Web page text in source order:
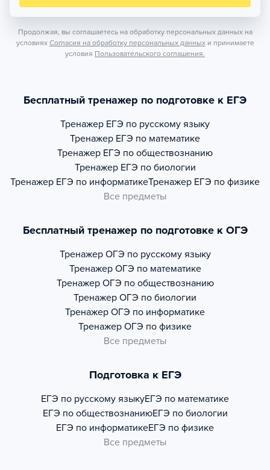
Продолжая, вы соглашаетесь на обработку персональных данных на
условиях Согласия на обработку персональных данных и принимаете
условия Пользовательского соглашения.
Бесплатный тренажер по подготовке к ЕГЭ
Тренажер ЕГЭ по русскому языку
Тренажер ЕГЭ по математике
Тренажер ЕГЭ по обществознанию
Тренажер ЕГЭ по биологии
Тренажер ЕГЭ по информатикеТренажер ЕГЭ по физике
Все предметы
Бесплатный тренажер по подготовке к ОГЭ
Тренажер ОГЭ по русскому языку
Тренажер ОГЭ по математике
Тренажер ОГЭ по обществознанию
Тренажер ОГЭ по биологии
Тренажер ОГЭ по информатике
Тренажер ОГЭ по физике
Все предметы
Подготовка к ЕГЭ
ЕГЭ по русскому языкуЕГЭ по математике
ЕГЭ по обществознаниюЕГЭ по биологии
ЕГЭ по информатикеЕГЭ по физике
Все предметы